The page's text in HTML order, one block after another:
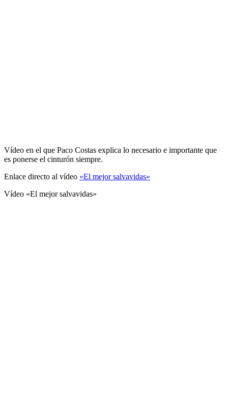
Vídeo en el que Paco Costas explica lo necesario e importante que
es ponerse el cinturón siempre.
Enlace directo al vídeo «El mejor salvavidas»
Vídeo «El mejor salvavidas»